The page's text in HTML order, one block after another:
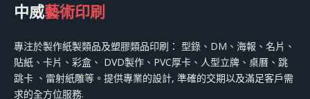
中威藝術印刷
專注於製作紙製類品及塑膠類品印刷： 型錄、DM、海報、名片、
貼紙、卡片、彩盒、 DVD製作、PVC厚卡、人型立牌、桌曆、跳
跳卡 、雷射紙雕等。提供專業的設計, 準確的交期以及滿足客戶需
求的全方位服務.